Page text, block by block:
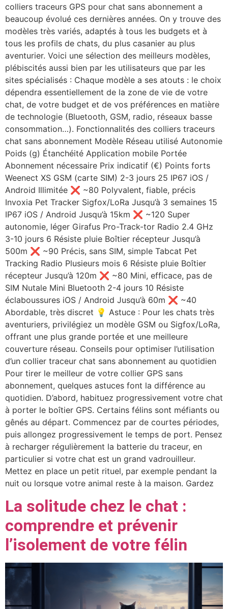
colliers traceurs GPS pour chat sans abonnement a
beaucoup évolué ces dernières années. On y trouve des
modèles très variés, adaptés à tous les budgets et à
tous les profils de chats, du plus casanier au plus
aventurier. Voici une sélection des meilleurs modèles,
plébiscités aussi bien par les utilisateurs que par les
sites spécialisés : Chaque modèle a ses atouts : le choix
dépendra essentiellement de la zone de vie de votre
chat, de votre budget et de vos préférences en matière
de technologie (Bluetooth, GSM, radio, réseaux basse
consommation…). Fonctionnalités des colliers traceurs
chat sans abonnement Modèle Réseau utilisé Autonomie
Poids (g) Étanchéité Application mobile Portée
Abonnement nécessaire Prix indicatif (€) Points forts
Weenect XS GSM (carte SIM) 2-3 jours 25 IP67 iOS /
Android Illimitée ❌ ~80 Polyvalent, fiable, précis
Invoxia Pet Tracker Sigfox/LoRa Jusqu’à 3 semaines 15
IP67 iOS / Android Jusqu’à 15km ❌ ~120 Super
autonomie, léger Girafus Pro-Track-tor Radio 2.4 GHz
3-10 jours 6 Résiste pluie Boîtier récepteur Jusqu’à
500m ❌ ~90 Précis, sans SIM, simple Tabcat Pet
Tracking Radio Plusieurs mois 6 Résiste pluie Boîtier
récepteur Jusqu’à 120m ❌ ~80 Mini, efficace, pas de
SIM Nutale Mini Bluetooth 2-4 jours 10 Résiste
éclaboussures iOS / Android Jusqu’à 60m ❌ ~40
Abordable, très discret 💡 Astuce : Pour les chats très
aventuriers, privilégiez un modèle GSM ou Sigfox/LoRa,
offrant une plus grande portée et une meilleure
couverture réseau. Conseils pour optimiser l’utilisation
d’un collier traceur chat sans abonnement au quotidien
Pour tirer le meilleur de votre collier GPS sans
abonnement, quelques astuces font la différence au
quotidien. D’abord, habituez progressivement votre chat
à porter le boîtier GPS. Certains félins sont méfiants ou
gênés au départ. Commencez par de courtes périodes,
puis allongez progressivement le temps de port. Pensez
à recharger régulièrement la batterie du traceur, en
particulier si votre chat est un grand vadrouilleur.
Mettez en place un petit rituel, par exemple pendant la
nuit ou lorsque votre animal reste à la maison. Gardez
La solitude chez le chat :
comprendre et prévenir
l’isolement de votre félin